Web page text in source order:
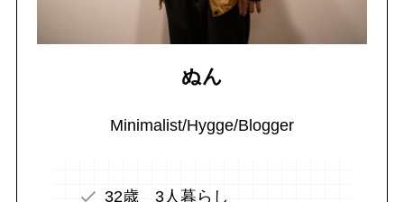
ぬん
Minimalist/Hygge/Blogger
32歳 3人暮らし